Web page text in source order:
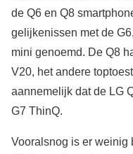
de Q6 en Q8
gelijkenissen met de
mini genoemd. De Q8
V20, het andere
aannemelijk dat de LG
G7 ThinQ.
Vooralsnog is er weinig